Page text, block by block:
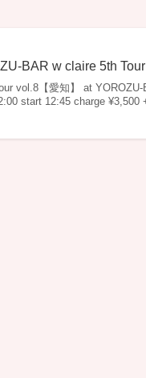
BAR w claire 5th Tour
vol.8【愛知】 at
start 12:45 charge ¥3,500